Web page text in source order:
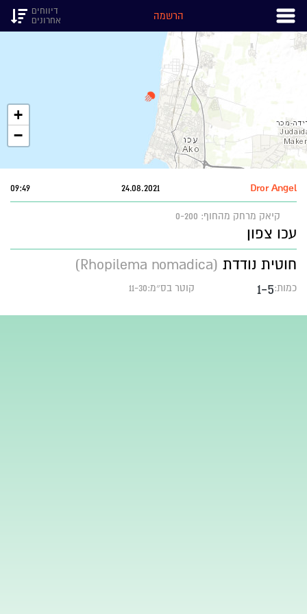
הרשמה
דיווחים
אחרונים
+
−
Dror Angel
24.08.2021
09:49
קיאק מרחק מהחוף: 0-200
עכו צפון
חוטית נודדת (Rhopilema nomadica)
כמות:1-5 קוטר בס״מ:11-30